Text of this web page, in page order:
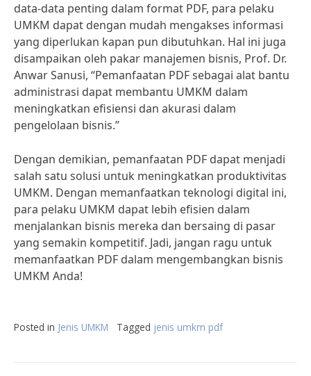
data-data penting dalam format PDF, para pelaku
UMKM dapat dengan mudah mengakses informasi
yang diperlukan kapan pun dibutuhkan. Hal ini juga
disampaikan oleh pakar manajemen bisnis, Prof. Dr.
Anwar Sanusi, “Pemanfaatan PDF sebagai alat bantu
administrasi dapat membantu UMKM dalam
meningkatkan efisiensi dan akurasi dalam
pengelolaan bisnis.”
Dengan demikian, pemanfaatan PDF dapat menjadi
salah satu solusi untuk meningkatkan produktivitas
UMKM. Dengan memanfaatkan teknologi digital ini,
para pelaku UMKM dapat lebih efisien dalam
menjalankan bisnis mereka dan bersaing di pasar
yang semakin kompetitif. Jadi, jangan ragu untuk
memanfaatkan PDF dalam mengembangkan bisnis
UMKM Anda!
Posted in Jenis UMKM Tagged jenis umkm pdf